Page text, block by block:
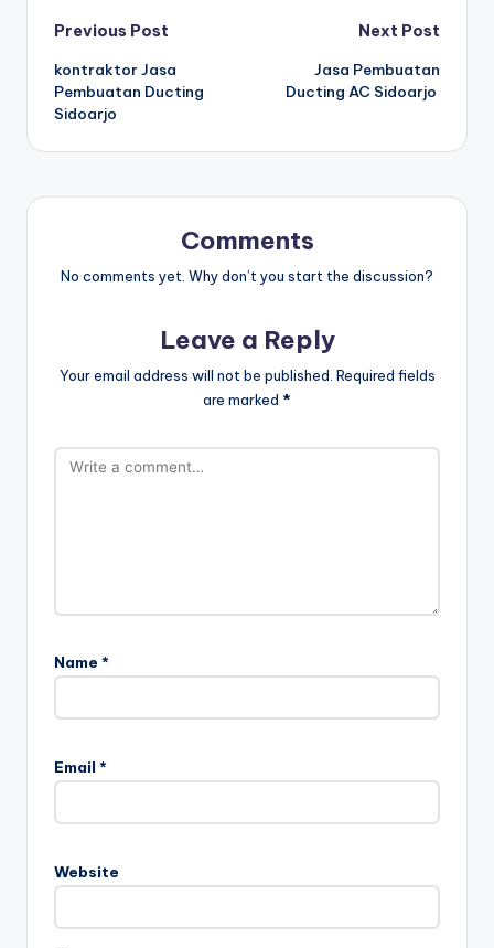
Post
navigation
Previous Post
kontraktor Jasa
Pembuatan Ducting
Sidoarjo
Next Post
Jasa Pembuatan
Ducting AC Sidoarjo
Comments
No comments yet. Why don’t you start the discussion?
Leave a Reply
Your email address will not be published. Required fields
are marked *
Name *
Email *
Website